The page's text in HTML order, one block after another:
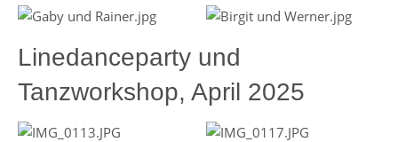
Linedanceparty und
Tanzworkshop, April 2025